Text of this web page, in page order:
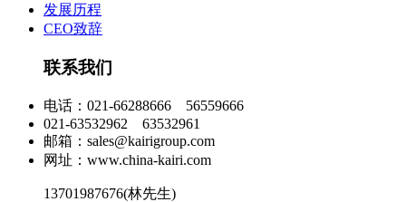
发展历程
CEO致辞
联系我们
电话：021-66288666 56559666
021-63532962 63532961
邮箱：sales@kairigroup.com
网址：www.china-kairi.com
13701987676(林先生)